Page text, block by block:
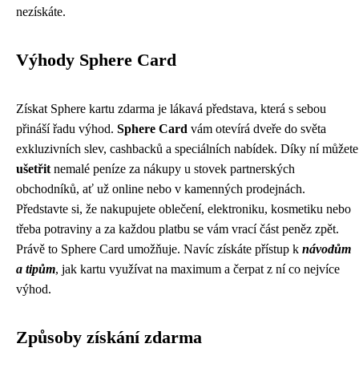
nezískáte.
Výhody Sphere Card
Získat Sphere kartu zdarma je lákavá představa, která s sebou
přináší řadu výhod. Sphere Card vám otevírá dveře do světa
exkluzivních slev, cashbacků a speciálních nabídek. Díky ní můžete
ušetřit nemalé peníze za nákupy u stovek partnerských
obchodníků, ať už online nebo v kamenných prodejnách.
Představte si, že nakupujete oblečení, elektroniku, kosmetiku nebo
třeba potraviny a za každou platbu se vám vrací část peněz zpět.
Právě to Sphere Card umožňuje. Navíc získáte přístup k návodům
a tipům, jak kartu využívat na maximum a čerpat z ní co nejvíce
výhod.
Způsoby získání zdarma